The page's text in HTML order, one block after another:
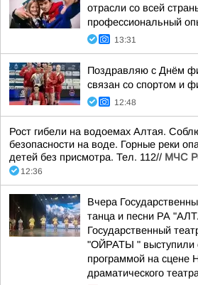
отрасли со всей
профессиональный
13:31
Поздравляю с Днём
связан со спортом и
12:48
Рост гибели на водоемах Алтая.
безопасности на воде. Горные реки
детей без присмотра. Тел. 112// МЧС
12:36
Вчера
танца и песни РА
Государственный
"ОЙРАТЫ " выступили
программой на сцене
драматического